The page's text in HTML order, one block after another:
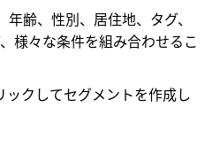
齢、性別、居住地、タグ、
様々な条件を組み合わせるこ
ックしてセグメントを作成し